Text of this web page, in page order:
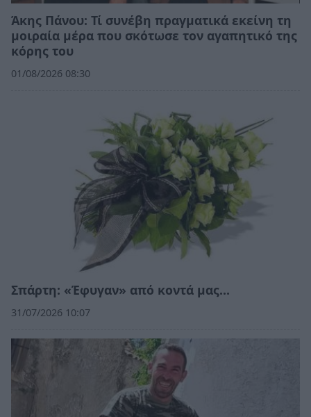
Άκης Πάνου: Τί συνέβη πραγματικά εκείνη τη
μοιραία μέρα που σκότωσε τον αγαπητικό της
κόρης του
01/08/2026 08:30
Σπάρτη: «Έφυγαν» από κοντά μας…
31/07/2026 10:07